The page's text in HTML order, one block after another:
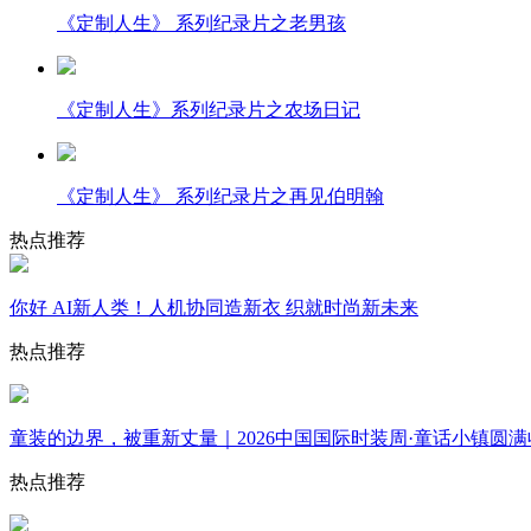
《定制人生》 系列纪录片之老男孩
《定制人生》系列纪录片之农场日记
《定制人生》 系列纪录片之再见伯明翰
热点推荐
你好 AI新人类！人机协同造新衣 织就时尚新未来
热点推荐
童装的边界，被重新丈量｜2026中国国际时装周·童话小镇圆
热点推荐